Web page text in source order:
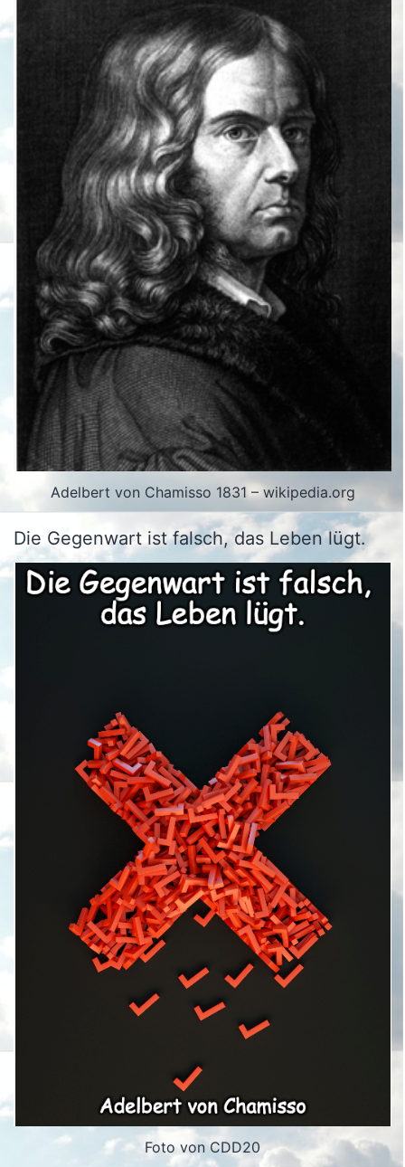
Adelbert von Chamisso 1831 – wikipedia.org
Die Gegenwart ist falsch, das Leben lügt.
Foto von CDD20